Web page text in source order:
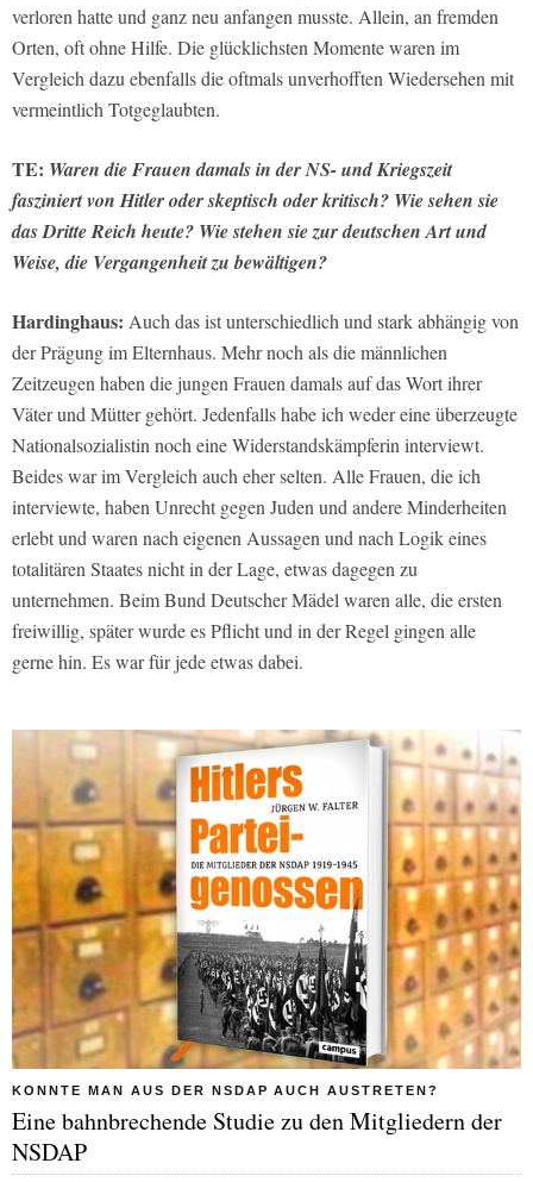
verloren hatte und ganz neu anfangen musste. Allein, an fremden
Orten, oft ohne Hilfe. Die glücklichsten Momente waren im
Vergleich dazu ebenfalls die oftmals unverhofften Wiedersehen mit
vermeintlich Totgeglaubten.
TE: Waren die Frauen damals in der NS- und Kriegszeit
fasziniert von Hitler oder skeptisch oder kritisch? Wie sehen sie
das Dritte Reich heute? Wie stehen sie zur deutschen Art und
Weise, die Vergangenheit zu bewältigen?
Hardinghaus: Auch das ist unterschiedlich und stark abhängig von
der Prägung im Elternhaus. Mehr noch als die männlichen
Zeitzeugen haben die jungen Frauen damals auf das Wort ihrer
Väter und Mütter gehört. Jedenfalls habe ich weder eine überzeugte
Nationalsozialistin noch eine Widerstandskämpferin interviewt.
Beides war im Vergleich auch eher selten. Alle Frauen, die ich
interviewte, haben Unrecht gegen Juden und andere Minderheiten
erlebt und waren nach eigenen Aussagen und nach Logik eines
totalitären Staates nicht in der Lage, etwas dagegen zu
unternehmen. Beim Bund Deutscher Mädel waren alle, die ersten
freiwillig, später wurde es Pflicht und in der Regel gingen alle
gerne hin. Es war für jede etwas dabei.
KONNTE MAN AUS DER NSDAP AUCH AUSTRETEN?
Eine bahnbrechende Studie zu den Mitgliedern der
NSDAP